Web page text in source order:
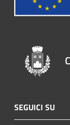
SEGUICI SU